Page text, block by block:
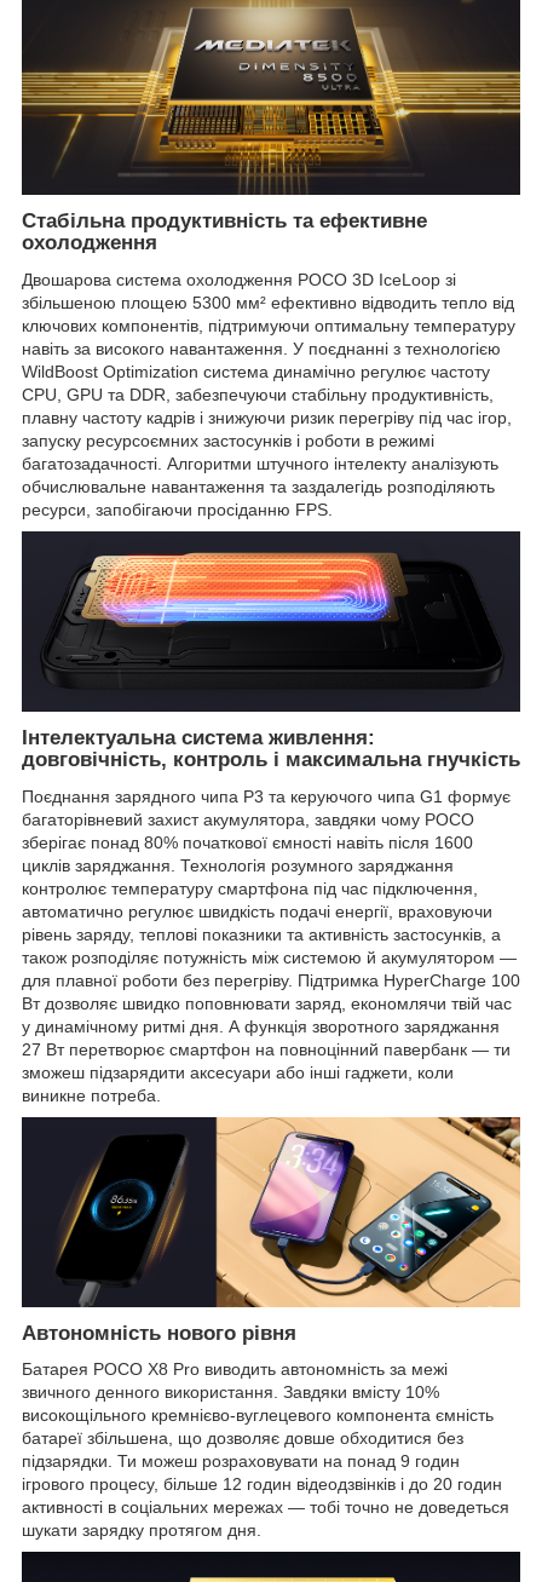
Стабільна продуктивність та ефективне
охолодження
Двошарова система охолодження POCO 3D IceLoop зі
збільшеною площею 5300 мм² ефективно відводить тепло від
ключових компонентів, підтримуючи оптимальну температуру
навіть за високого навантаження. У поєднанні з технологією
WildBoost Optimization система динамічно регулює частоту
CPU, GPU та DDR, забезпечуючи стабільну продуктивність,
плавну частоту кадрів і знижуючи ризик перегріву під час ігор,
запуску ресурсоємних застосунків і роботи в режимі
багатозадачності. Алгоритми штучного інтелекту аналізують
обчислювальне навантаження та заздалегідь розподіляють
ресурси, запобігаючи просіданню FPS.
Інтелектуальна система живлення:
довговічність, контроль і максимальна гнучкість
Поєднання зарядного чипа P3 та керуючого чипа G1 формує
багаторівневий захист акумулятора, завдяки чому POCO
зберігає понад 80% початкової ємності навіть після 1600
циклів заряджання. Технологія розумного заряджання
контролює температуру смартфона під час підключення,
автоматично регулює швидкість подачі енергії, враховуючи
рівень заряду, теплові показники та активність застосунків, а
також розподіляє потужність між системою й акумулятором —
для плавної роботи без перегріву. Підтримка HyperCharge 100
Вт дозволяє швидко поповнювати заряд, економлячи твій час
у динамічному ритмі дня. А функція зворотного заряджання
27 Вт перетворює смартфон на повноцінний павербанк — ти
зможеш підзарядити аксесуари або інші гаджети, коли
виникне потреба.
Автономність нового рівня
Батарея POCO X8 Pro виводить автономність за межі
звичного денного використання. Завдяки вмісту 10%
високощільного кремнієво-вуглецевого компонента ємність
батареї збільшена, що дозволяє довше обходитися без
підзарядки. Ти можеш розраховувати на понад 9 годин
ігрового процесу, більше 12 годин відеодзвінків і до 20 годин
активності в соціальних мережах — тобі точно не доведеться
шукати зарядку протягом дня.